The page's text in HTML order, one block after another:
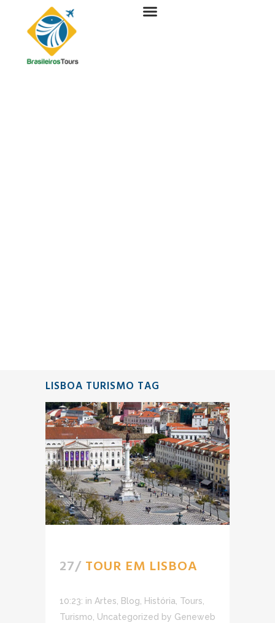
LISBOA TURISMO TAG
27/ TOUR EM LISBOA
10:23: in Artes, Blog, História, Tours,
Turismo, Uncategorized by Geneweb